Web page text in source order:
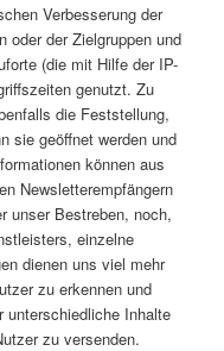
Verbesserung der
oder der Zielgruppen und
(die mit Hilfe der IP-
genutzt. Zu
die Feststellung,
sie geöffnet werden und
können aus
Newsletterempfängern
unser Bestreben, noch,
einzelne
dienen uns viel mehr
zu erkennen und
unterschiedliche Inhalte
zu versenden.